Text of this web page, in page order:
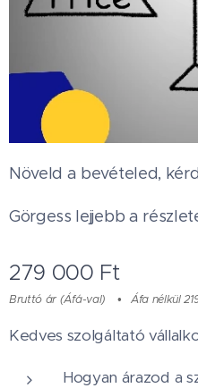
Növeld a bevételed,
Görgess lejjebb a
279 000 Ft
Bruttó ár (Áfá-val) Áfa nélkül
Kedves szolgáltató
Hogyan árazod a